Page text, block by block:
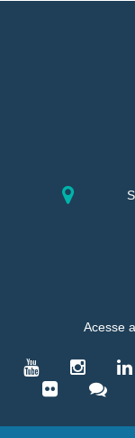
Acesse